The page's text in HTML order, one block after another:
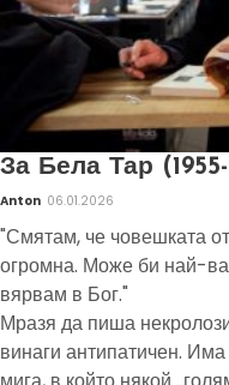
За Бела Тар
Anton 06.01.2026
"Смятам, че човешката
огромна. Може би най-
вярвам в Бог."
Мразя да пиша
винаги антипатичен.